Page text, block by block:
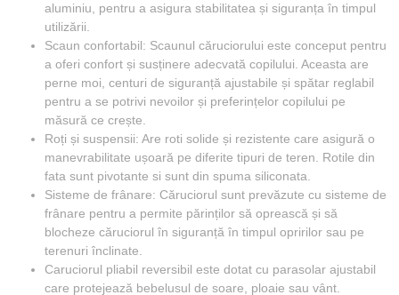
aluminiu, pentru a asigura stabilitatea și siguranța în timpul
utilizării.
Scaun confortabil: Scaunul căruciorului este conceput pentru
a oferi confort și susținere adecvată copilului. Aceasta are
perne moi, centuri de siguranță ajustabile și spătar reglabil
pentru a se potrivi nevoilor și preferințelor copilului pe
măsură ce crește.
Roți și suspensii: Are roti solide și rezistente care asigură o
manevrabilitate ușoară pe diferite tipuri de teren. Rotile din
fata sunt pivotante si sunt din spuma siliconata.
Sisteme de frânare: Căruciorul sunt prevăzute cu sisteme de
frânare pentru a permite părinților să oprească și să
blocheze căruciorul în siguranță în timpul opririlor sau pe
terenuri înclinate.
Caruciorul pliabil reversibil este dotat cu parasolar ajustabil
care protejează bebelusul de soare, ploaie sau vânt.